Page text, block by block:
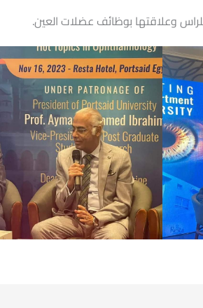
للراس وعلاقتها بوظائف عضلات العين.